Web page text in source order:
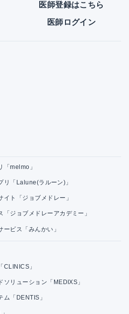
医師登録はこちら
医師ログイン
「melmo」
リ「Lalune(ラルーン)」
ト「ジョブメドレー」
ジョブメドレーアカデミー」
ビス「みんかい」
CLINICS」
リューション「MEDIXS」
ム「DENTIS」